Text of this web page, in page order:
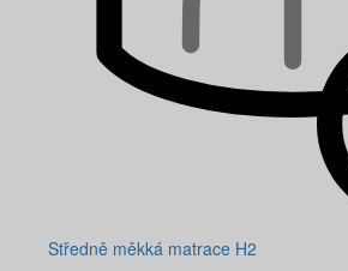
Středně měkká matrace H2